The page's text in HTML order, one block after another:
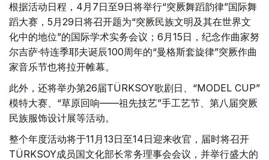
根据活动日程，4月7日至9日将举行“突厥舞蹈韵律”国际舞
蹈大赛，5月29日将召开题为“突厥民族文明及其在世界文
化中的地位”的国际学术实务会议；6月15日，纪念作曲家努
尔吉萨·特连季耶夫诞辰100周年的“曼格斯套旋律”突厥作曲
家音乐节也将拉开帷幕。
此外，还将举办第26届TÜRKSOY歌剧日、“MODEL CUP”
模特大赛、“草原回响——祖先技艺”手工艺节、第八届突厥
民族服饰设计展等活动。
整个年度活动将于11月13日至14日迎来收官，届时将召开
TÜRKSOY成员国文化部长常务理事会会议，并举行盛大的